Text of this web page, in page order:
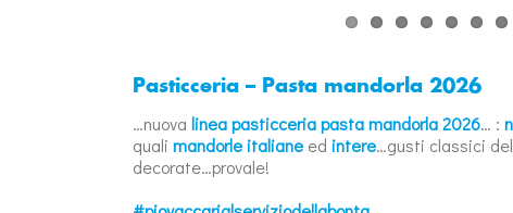
Pasticceria – Pasta mandorla 2026
…nuova linea pasticceriapasta mandorla 2026… :
quali mandorle italiane ed intere…gusti classici
decorate…provale!